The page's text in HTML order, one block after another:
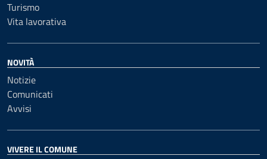
Turismo
Vita lavorativa
NOVITÀ
Notizie
Comunicati
Avvisi
VIVERE IL COMUNE